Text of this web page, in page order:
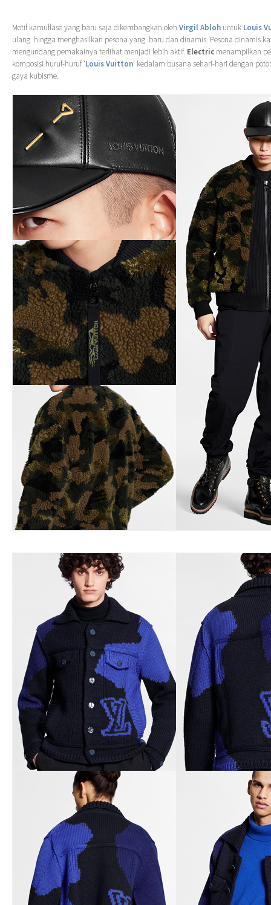
Motif kamuflase yang baru saja dikembangkan oleh Virgil Abloh untuk Louis
ulang hingga menghasilkan pesona yang baru dan dinamis. Pesona dinamis
mengundang pemakainya terlihat menjadi lebih aktif. Electric menampilkan
komposisi huruf-huruf ‘Louis Vuitton’ kedalam busana sehari-hari dengan
gaya kubisme.